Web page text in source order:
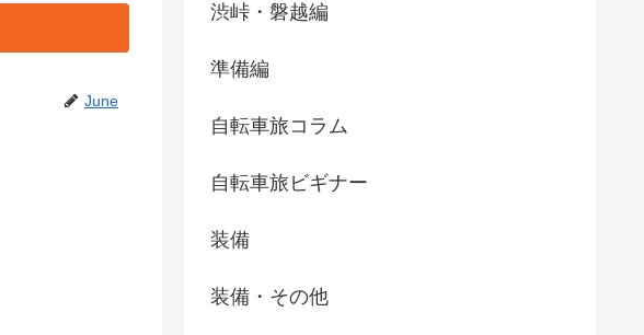
June
渋峠・磐越編
準備編
自転車旅コラム
自転車旅ビギナー
装備
装備・その他